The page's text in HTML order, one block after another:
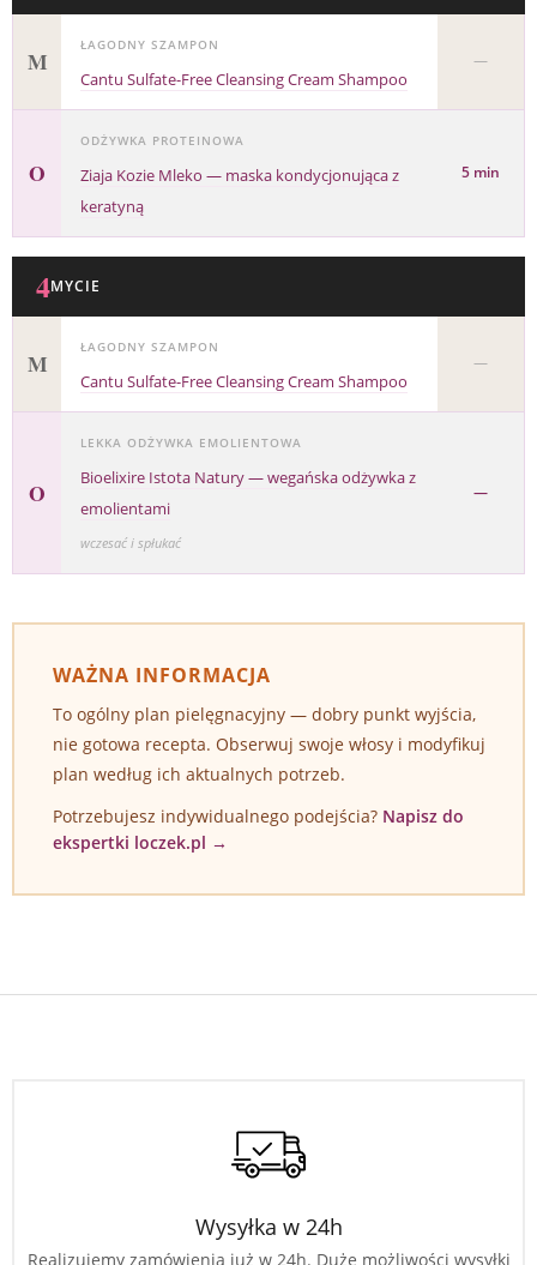
M
ŁAGODNY SZAMPON
Cantu Sulfate-Free Cleansing Cream Shampoo
—
O
ODŻYWKA PROTEINOWA
Ziaja Kozie Mleko — maska kondycjonująca z
keratyną
5 min
4MYCIE
M
ŁAGODNY SZAMPON
Cantu Sulfate-Free Cleansing Cream Shampoo
—
O
LEKKA ODŻYWKA EMOLIENTOWA
Bioelixire Istota Natury — wegańska odżywka z
emolientami
wczesać i spłukać
—
WAŻNA INFORMACJA
To ogólny plan pielęgnacyjny — dobry punkt wyjścia,
nie gotowa recepta. Obserwuj swoje włosy i modyfikuj
plan według ich aktualnych potrzeb.
Potrzebujesz indywidualnego podejścia? Napisz do
ekspertki loczek.pl →
Wysyłka w 24h
Realizujemy zamówienia już w 24h. Duże możliwości wysyłki